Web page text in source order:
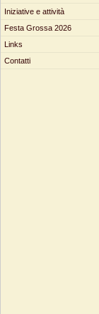
Iniziative e attività
Festa Grossa 2026
Links
Contatti